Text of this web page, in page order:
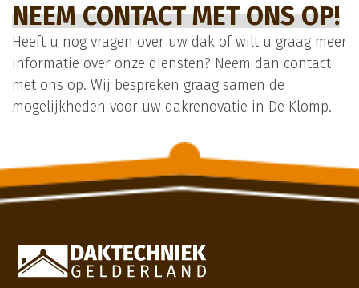
NEEM CONTACT MET ONS OP!
Heeft u nog vragen over uw dak of wilt u graag meer
informatie over onze diensten? Neem dan contact
met ons op. Wij bespreken graag samen de
mogelijkheden voor uw dakrenovatie in De Klomp.